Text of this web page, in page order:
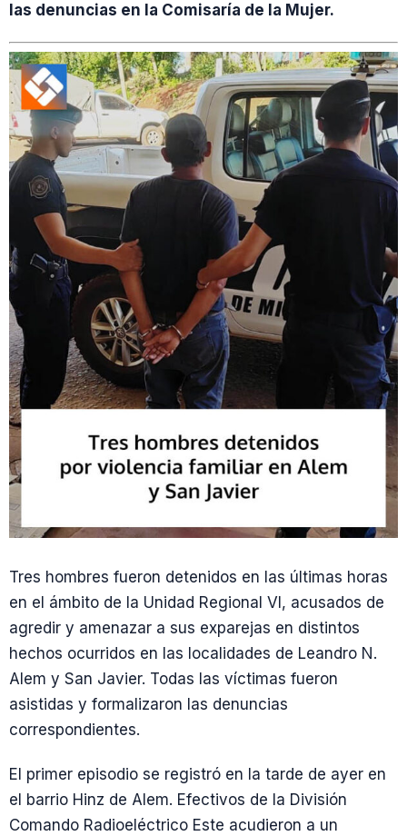
las denuncias en la Comisaría de la Mujer.
Tres hombres fueron detenidos en las últimas horas
en el ámbito de la Unidad Regional VI, acusados de
agredir y amenazar a sus exparejas en distintos
hechos ocurridos en las localidades de Leandro N.
Alem y San Javier. Todas las víctimas fueron
asistidas y formalizaron las denuncias
correspondientes.
El primer episodio se registró en la tarde de ayer en
el barrio Hinz de Alem. Efectivos de la División
Comando Radioeléctrico Este acudieron a un